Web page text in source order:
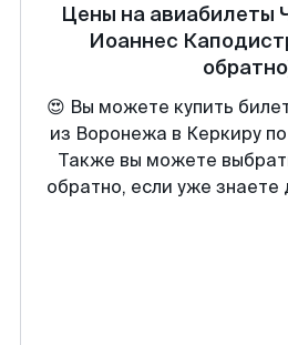
Цены на авиабилеты
Иоаннес
😍 Вы можете купить
из Воронежа в Керкиру
Также вы можете
обратно, если уже